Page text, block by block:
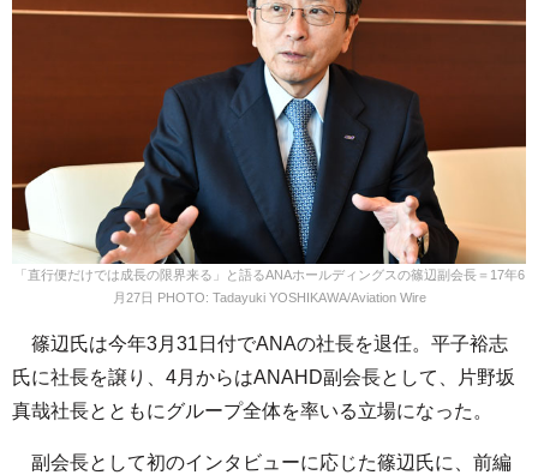
「直行便だけでは成長の限界来る」と語るANAホールディングスの篠辺副会長＝17年6
月27日 PHOTO: Tadayuki YOSHIKAWA/Aviation Wire
篠辺氏は今年3月31日付でANAの社長を退任。平子裕志
氏に社長を譲り、4月からはANAHD副会長として、片野坂
真哉社長とともにグループ全体を率いる立場になった。
副会長として初のインタビューに応じた篠辺氏に、前編